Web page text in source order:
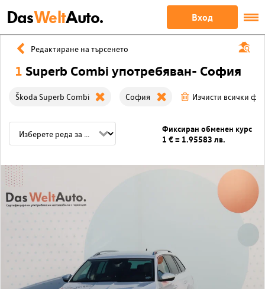
DasWeltAuto. Вход
Редактиране на търсенето
1 Superb Combi употребяван- София
Škoda Superb Combi София Изчисти всички
Фиксиран обменен курс
1 € = 1.95583 лв.